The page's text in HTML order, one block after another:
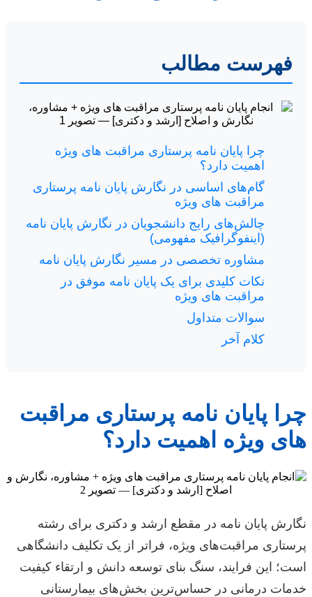
فهرست مطالب
چرا پایان نامه پرستاری مراقبت های ویژه
اهمیت دارد؟
گام‌های اساسی در نگارش پایان نامه پرستاری
مراقبت های ویژه
چالش‌های رایج دانشجویان در نگارش پایان نامه
(اینفوگرافیک مفهومی)
مشاوره تخصصی در مسیر نگارش پایان نامه
نکات کلیدی برای یک پایان نامه موفق در
مراقبت های ویژه
سوالات متداول
کلام آخر
چرا پایان نامه پرستاری مراقبت
های ویژه اهمیت دارد؟
نگارش پایان نامه در مقطع ارشد و دکتری برای رشته
پرستاری مراقبت‌های ویژه، فراتر از یک تکلیف دانشگاهی
است؛ این فرایند، سنگ بنای توسعه دانش و ارتقاء کیفیت
خدمات درمانی در حساس‌ترین بخش‌های بیمارستانی